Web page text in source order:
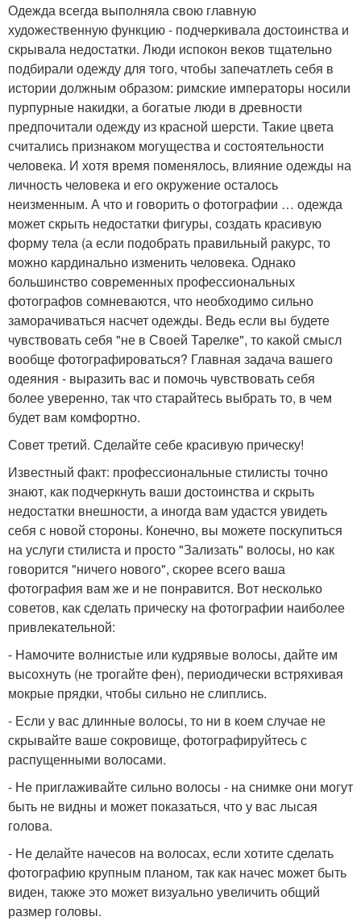
Одежда всегда выполняла свою главную
художественную функцию - подчеркивала достоинства и
скрывала недостатки. Люди испокон веков тщательно
подбирали одежду для того, чтобы запечатлеть себя в
истории должным образом: римские императоры носили
пурпурные накидки, а богатые люди в древности
предпочитали одежду из красной шерсти. Такие цвета
считались признаком могущества и состоятельности
человека. И хотя время поменялось, влияние одежды на
личность человека и его окружение осталось
неизменным. А что и говорить о фотографии … одежда
может скрыть недостатки фигуры, создать красивую
форму тела (а если подобрать правильный ракурс, то
можно кардинально изменить человека. Однако
большинство современных профессиональных
фотографов сомневаются, что необходимо сильно
заморачиваться насчет одежды. Ведь если вы будете
чувствовать себя "не в Своей Тарелке", то какой смысл
вообще фотографироваться? Главная задача вашего
одеяния - выразить вас и помочь чувствовать себя
более уверенно, так что старайтесь выбрать то, в чем
будет вам комфортно.
Совет третий. Сделайте себе красивую прическу!
Известный факт: профессиональные стилисты точно
знают, как подчеркнуть ваши достоинства и скрыть
недостатки внешности, а иногда вам удастся увидеть
себя с новой стороны. Конечно, вы можете поскупиться
на услуги стилиста и просто "Зализать" волосы, но как
говорится "ничего нового", скорее всего ваша
фотография вам же и не понравится. Вот несколько
советов, как сделать прическу на фотографии наиболее
привлекательной:
- Намочите волнистые или кудрявые волосы, дайте им
высохнуть (не трогайте фен), периодически встряхивая
мокрые прядки, чтобы сильно не слиплись.
- Если у вас длинные волосы, то ни в коем случае не
скрывайте ваше сокровище, фотографируйтесь с
распущенными волосами.
- Не приглаживайте сильно волосы - на снимке они могут
быть не видны и может показаться, что у вас лысая
голова.
- Не делайте начесов на волосах, если хотите сделать
фотографию крупным планом, так как начес может быть
виден, также это может визуально увеличить общий
размер головы.